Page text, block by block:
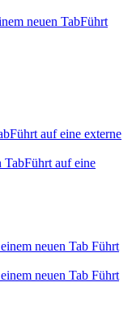
neuen TabFührt
Führt auf eine externe
TabFührt auf eine
neuen Tab Führt
neuen Tab Führt